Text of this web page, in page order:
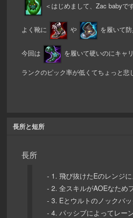
＜はじめまして、Zac babyです
よく靴に や を履いて
今回は を履いて硬いのにキャ
ランクのピック率が低くてちょっと悲
長所と短所
長所
- 1. 飛び抜けたEのレンジ
- 2. 全スキルがAOEなため
- 3. Eとウルトのノックバ
- 4. パッシブによってレー